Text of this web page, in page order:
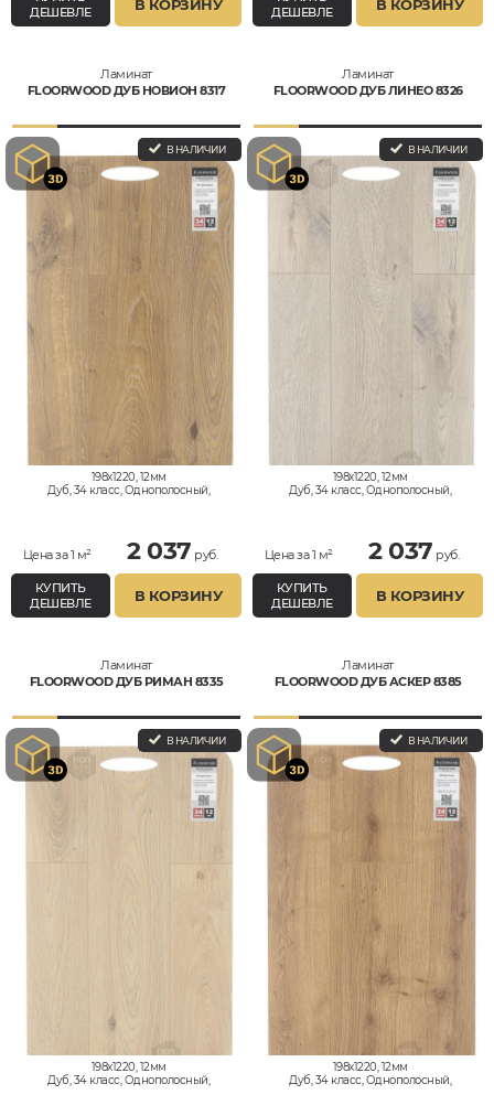
ДЕШЕВЛЕ
В КОРЗИНУ
ДЕШЕВЛЕ
В КОРЗИНУ
Ламинат
FLOORWOOD ДУБ НОВИОН 8317
В НАЛИЧИИ
198x1220, 12мм
Дуб, 34 класс, Однополосный,
Цена за 1 м² 2 037 руб.
КУПИТЬ
ДЕШЕВЛЕ
В КОРЗИНУ
Ламинат
FLOORWOOD ДУБ ЛИНЕО 8326
В НАЛИЧИИ
198x1220, 12мм
Дуб, 34 класс, Однополосный,
Цена за 1 м² 2 037 руб.
КУПИТЬ
ДЕШЕВЛЕ
В КОРЗИНУ
Ламинат
FLOORWOOD ДУБ РИМАН 8335
В НАЛИЧИИ
198x1220, 12мм
Дуб, 34 класс, Однополосный,
Ламинат
FLOORWOOD ДУБ АСКЕР 8385
В НАЛИЧИИ
198x1220, 12мм
Дуб, 34 класс, Однополосный,